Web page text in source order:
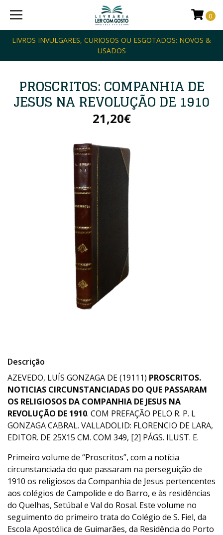
LIVROS INVULGARES, CURIOSOS OU ESGOTADOS: NOVOS &
USADOS
0
PROSCRITOS: COMPANHIA DE
JESUS NA REVOLUÇÃO DE 1910
21,20€
Descrição
AZEVEDO, LUÍS GONZAGA DE (19111) PROSCRITOS.
NOTICIAS CIRCUNSTANCIADAS DO QUE PASSARAM
OS RELIGIOSOS DA COMPANHIA DE JESUS NA
REVOLUÇÃO DE 1910. COM PREFAÇÃO PELO R. P. L
GONZAGA CABRAL. VALLADOLID: FLORENCIO DE LARA,
EDITOR. DE 25X15 CM. COM 349, [2] PÁGS. ILUST. E.
Primeiro volume de “Proscritos”, com a notícia
circunstanciada do que passaram na perseguição de
1910 os religiosos da Companhia de Jesus pertencentes
aos colégios de Campolide e do Barro, e às residências
do Quelhas, Setúbal e Val do Rosal. Este volume no
seguimento do primeiro trata do Colégio de S. Fiel, da
Escola Apostólica de Guimarães, da Residência do Porto